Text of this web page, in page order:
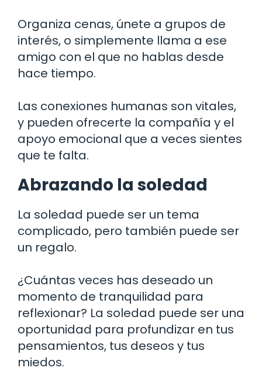
Organiza cenas, únete a grupos de
interés, o simplemente llama a ese
amigo con el que no hablas desde
hace tiempo.
Las conexiones humanas son vitales,
y pueden ofrecerte la compañía y el
apoyo emocional que a veces sientes
que te falta.
Abrazando la soledad
La soledad puede ser un tema
complicado, pero también puede ser
un regalo.
¿Cuántas veces has deseado un
momento de tranquilidad para
reflexionar? La soledad puede ser una
oportunidad para profundizar en tus
pensamientos, tus deseos y tus
miedos.